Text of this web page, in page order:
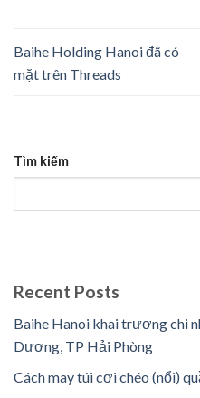
Baihe Holding Hanoi đã có
mặt trên Threads
Tìm kiếm
Recent Posts
Baihe Hanoi khai trương chi
Dương, TP Hải Phòng
Cách may túi cơi chéo (nổi)